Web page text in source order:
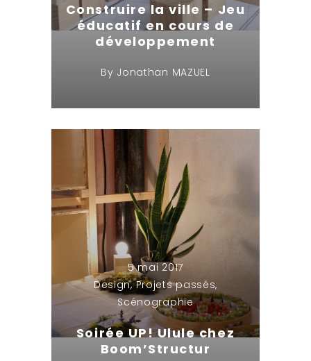
Construire la ville – Jeu
éducatif en cours de
développement
By Jonathan MAZUEL
5 mai 2017
Design,Projets passés,
Scénographie
Soirée UP! Ulule chez
Boom’Structur